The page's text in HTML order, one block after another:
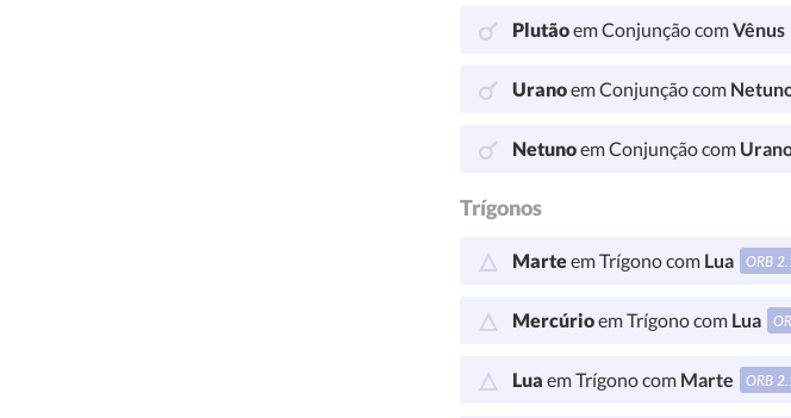
Plutãoem Conjunção comVênus
Uranoem Conjunção com
Netunoem Conjunção com
Trígonos
Marteem Trígono com Lua ORB
Mercúrioem Trígono com Lua
Lua em Trígono com Marte ORB